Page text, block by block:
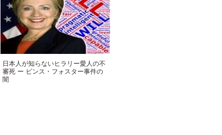
日本人が知らないヒラリー愛人の不
審死 ー ビンス・フォスター事件の
闇